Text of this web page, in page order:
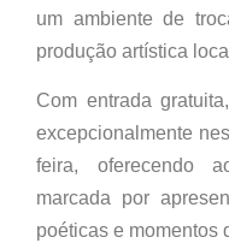
um ambiente de
produção artística
Com entrada
excepcionalmente
feira, oferecendo
marcada por
poéticas e momentos